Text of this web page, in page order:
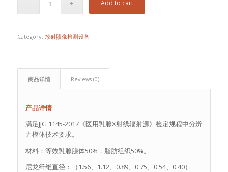
Add to cart
Category: 放射照像检测设备
商品详情 Reviews (0)
产品详情
满足JJG 1145-2017《医用乳腺X射线辐射源》检定规程中分辨
力模体技术要求。
材料：等效乳腺腺体50%，脂肪组织50%。
尼龙纤维直径：（1.56、1.12、0.89、0.75、0.54、0.40）